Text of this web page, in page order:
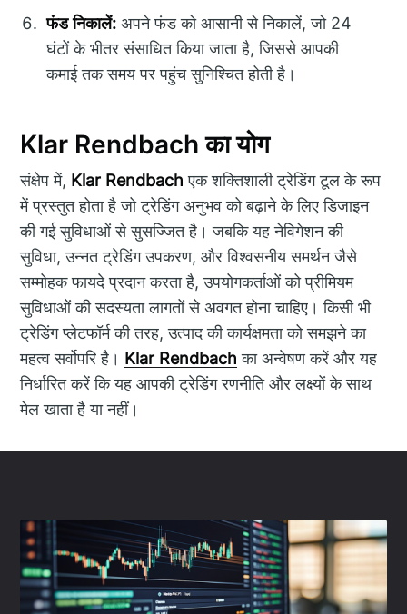
फंड निकालें: अपने फंड को आसानी से निकालें, जो 24
घंटों के भीतर संसाधित किया जाता है, जिससे आपकी
कमाई तक समय पर पहुंच सुनिश्चित होती है।
Klar Rendbach का योग
संक्षेप में, Klar Rendbach एक शक्तिशाली ट्रेडिंग टूल के रूप
में प्रस्तुत होता है जो ट्रेडिंग अनुभव को बढ़ाने के लिए डिजाइन
की गई सुविधाओं से सुसज्जित है। जबकि यह नेविगेशन की
सुविधा, उन्नत ट्रेडिंग उपकरण, और विश्वसनीय समर्थन जैसे
सम्मोहक फायदे प्रदान करता है, उपयोगकर्ताओं को प्रीमियम
सुविधाओं की सदस्यता लागतों से अवगत होना चाहिए। किसी भी
ट्रेडिंग प्लेटफॉर्म की तरह, उत्पाद की कार्यक्षमता को समझने का
महत्व सर्वोपरि है। Klar Rendbach का अन्वेषण करें और यह
निर्धारित करें कि यह आपकी ट्रेडिंग रणनीति और लक्ष्यों के साथ
मेल खाता है या नहीं।